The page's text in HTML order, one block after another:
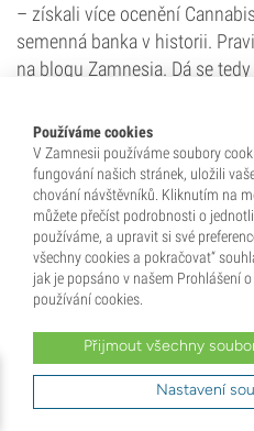
– získali více ocenění
semenná banka v historii.
na blogu Zamnesia. Dá se
doručit.
Rychlá Fakta! Jsou Sensi Seeds
Sensi Seeds je vícenásobně
získala více titulů Cannabis
Sensi Seeds: Špičkový
Ben Dronkers není jen
ředitelem Hash, Marihuana &
Používáme cookies
V Zamnesii používáme soubory
fungování našich stránek, uložili
chování návštěvníků. Kliknutím na
můžete přečíst podrobnosti o
používáme, a upravit si své
všechny cookies a pokračovat“
jak je popsáno v našem Prohlášení
používání cookies.
Přijmout všechny
Nastavení